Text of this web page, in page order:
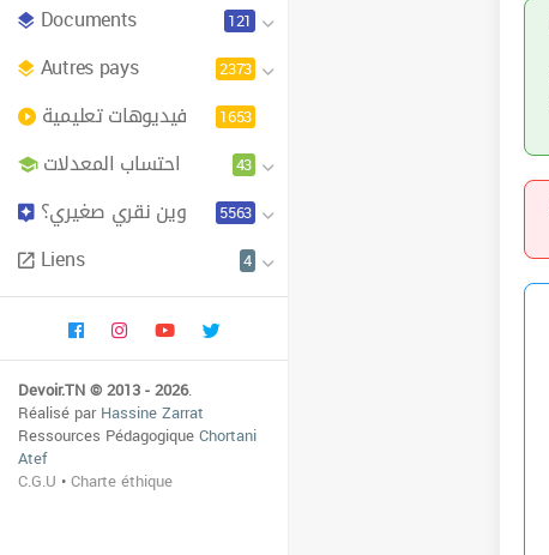
Documents 121
Autres pays 2373
فيديوهات تعليمية 1653
احتساب المعدلات 43
وين نقري صغيري؟ 5563
Liens 4
Devoir.TN © 2013 - 2026.
Réalisé parHassine Zarrat
Ressources PédagogiqueChortani
Atef
C.G.U •Charte éthique